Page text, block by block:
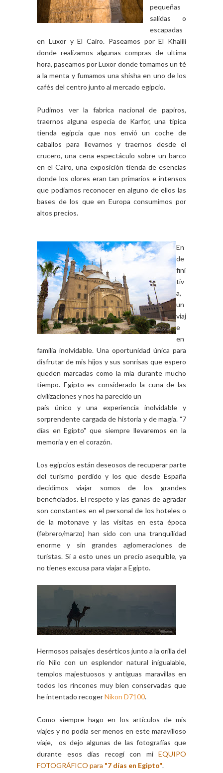
pequeñas
salidas o
escapadas
en Luxor y El Cairo. Paseamos por El Khalili
donde realizamos algunas compras de ultima
hora, paseamos por Luxor donde tomamos un té
a la menta y fumamos una shisha en uno de los
cafés del centro junto al mercado egipcio.
Pudimos ver la fabrica nacional de papiros,
traernos alguna especia de Karfor, una típica
tienda egipcia que nos envió un coche de
caballos para llevarnos y traernos desde el
crucero, una cena espectáculo sobre un barco
en el Cairo, una exposición tienda de esencias
donde los olores eran tan primarios e intensos
que podíamos reconocer en alguno de ellos las
bases de los que en Europa consumimos por
altos precios.
En
de
fini
tiv
a,
un
viaj
e
en
familia inolvidable. Una oportunidad única para
disfrutar de mis hijos y sus sonrisas que espero
queden marcadas como la mía durante mucho
tiempo. Egipto es considerado la cuna de las
civilizaciones y nos ha parecido un
país único y una experiencia inolvidable y
sorprendente cargada de historia y de magia. "7
días en Egipto" que siempre llevaremos en la
memoria y en el corazón.
Los egipcios están deseosos de recuperar parte
del turismo perdido y los que desde España
decidimos viajar somos de los grandes
beneficiados. El respeto y las ganas de agradar
son constantes en el personal de los hoteles o
de la motonave y las visitas en esta época
(febrero/marzo) han sido con una tranquilidad
enorme y sin grandes aglomeraciones de
turistas. Si a esto unes un precio asequible, ya
no tienes excusa para viajar a Egipto.
Hermosos paisajes desérticos junto a la orilla del
río Nilo con un esplendor natural inigualable,
templos majestuosos y antiguas maravillas en
todos los rincones muy bien conservadas que
he intentado recogerNikon D7100.
Como siempre hago en los artículos de mis
viajes y no podía ser menos en este maravilloso
viaje, os dejo algunas de las fotografías que
durante esos días recogí con mi EQUIPO
FOTOGRÁFICO para "7 días en Egipto".